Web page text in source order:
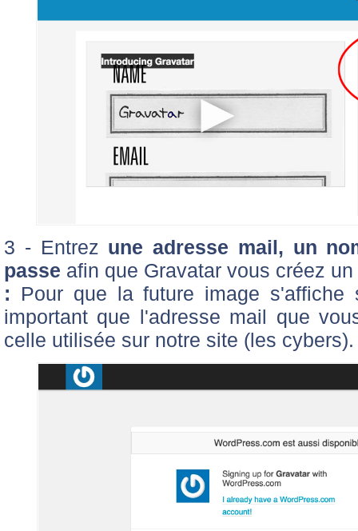
3 - Entrez une adresse mail, un
passe afin que Gravatar vous créez
: Pour que la future image
important que l'adresse mail que
celle utilisée sur notre site (les cybers).